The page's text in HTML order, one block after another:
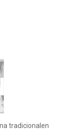
tradicionalen